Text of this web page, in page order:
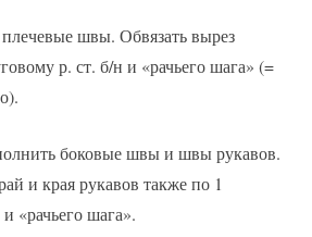
швы. Обвязать вырез
р. ст. б/н и «рачьего шага» (=
боковые швы и швы рукавов.
и края рукавов также по 1
«рачьего шага».